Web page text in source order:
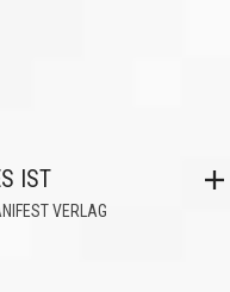
IST
VERLAG